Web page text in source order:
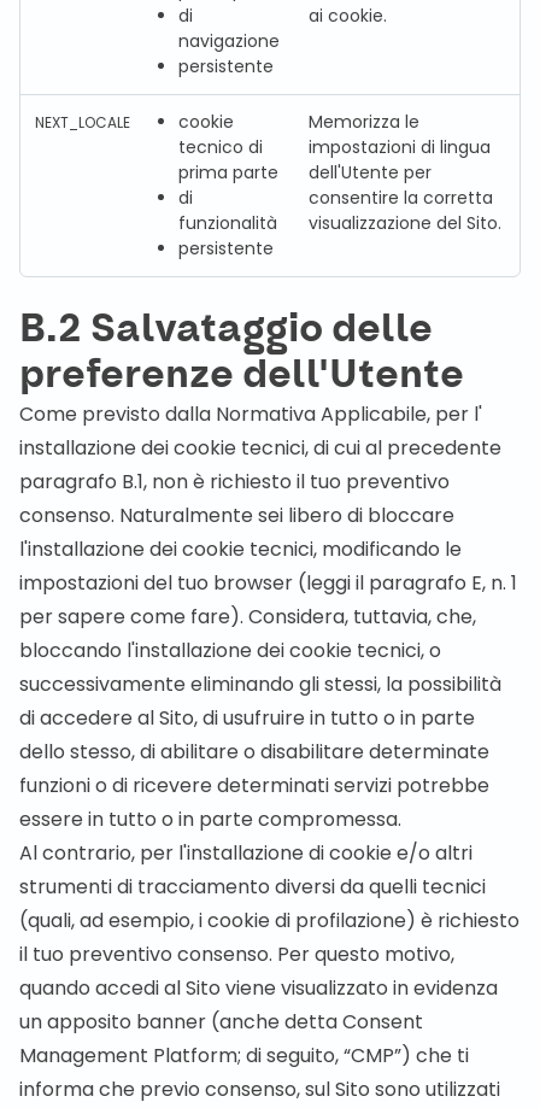
di
navigazione
persistente
ai cookie.
NEXT_LOCALE
cookie
tecnico di
prima parte
di
funzionalità
persistente
Memorizza le
impostazioni di lingua
dell'Utente per
consentire la corretta
visualizzazione del Sito.
B.2 Salvataggio delle
preferenze dell'Utente
Come previsto dalla Normativa Applicabile, per l'
installazione dei cookie tecnici, di cui al precedente
paragrafo B.1, non è richiesto il tuo preventivo
consenso. Naturalmente sei libero di bloccare
l'installazione dei cookie tecnici, modificando le
impostazioni del tuo browser (leggi il paragrafo E, n. 1
per sapere come fare). Considera, tuttavia, che,
bloccando l'installazione dei cookie tecnici, o
successivamente eliminando gli stessi, la possibilità
di accedere al Sito, di usufruire in tutto o in parte
dello stesso, di abilitare o disabilitare determinate
funzioni o di ricevere determinati servizi potrebbe
essere in tutto o in parte compromessa.
Al contrario, per l'installazione di cookie e/o altri
strumenti di tracciamento diversi da quelli tecnici
(quali, ad esempio, i cookie di profilazione) è richiesto
il tuo preventivo consenso. Per questo motivo,
quando accedi al Sito viene visualizzato in evidenza
un apposito banner (anche detta Consent
Management Platform; di seguito, “CMP”) che ti
informa che previo consenso, sul Sito sono utilizzati